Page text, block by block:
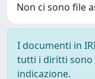
Non ci sono file
I documenti in
tutti i diritti sono
indicazione.